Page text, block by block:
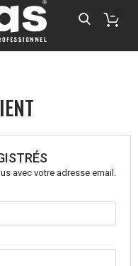
avec votre adresse email.